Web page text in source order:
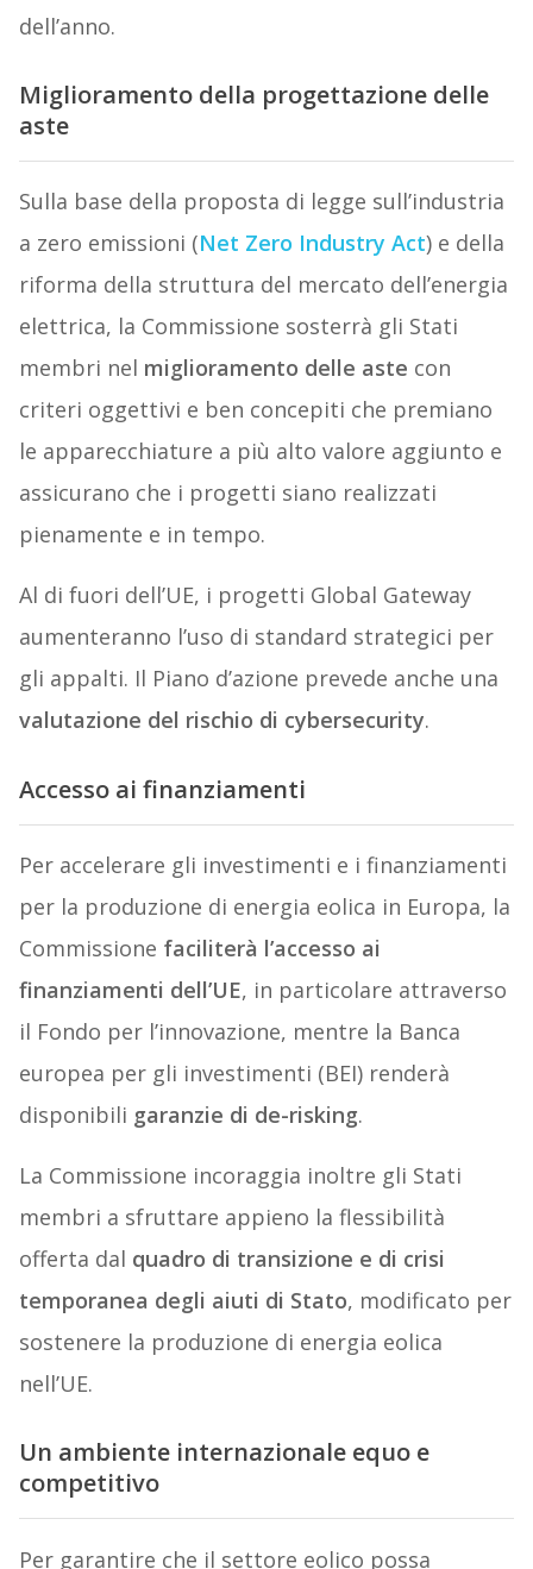
dell’anno.
Miglioramento della progettazione delle
aste
Sulla base della proposta di legge sull’industria
a zero emissioni (Net Zero Industry Act) e della
riforma della struttura del mercato dell’energia
elettrica, la Commissione sosterrà gli Stati
membri nel miglioramento delle aste con
criteri oggettivi e ben concepiti che premiano
le apparecchiature a più alto valore aggiunto e
assicurano che i progetti siano realizzati
pienamente e in tempo.
Al di fuori dell’UE, i progetti Global Gateway
aumenteranno l’uso di standard strategici per
gli appalti. Il Piano d’azione prevede anche una
valutazione del rischio di cybersecurity.
Accesso ai finanziamenti
Per accelerare gli investimenti e i finanziamenti
per la produzione di energia eolica in Europa, la
Commissione faciliterà l’accesso ai
finanziamenti dell’UE, in particolare attraverso
il Fondo per l’innovazione, mentre la Banca
europea per gli investimenti (BEI) renderà
disponibili garanzie di de-risking.
La Commissione incoraggia inoltre gli Stati
membri a sfruttare appieno la flessibilità
offerta dal quadro di transizione e di crisi
temporanea degli aiuti di Stato, modificato per
sostenere la produzione di energia eolica
nell’UE.
Un ambiente internazionale equo e
competitivo
Per garantire che il settore eolico possa